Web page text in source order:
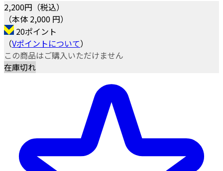
2,200円（税込）
（本体 2,000 円）
20ポイント
（Vポイントについて）
この商品はご購入いただけません
在庫切れ